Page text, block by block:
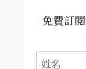
廿世紀重要
g，1874-
目，但常被忽
免費訂